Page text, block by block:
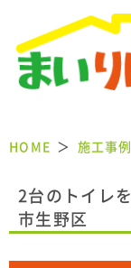
HOME 施工事例
2台のトイレ
市生野区